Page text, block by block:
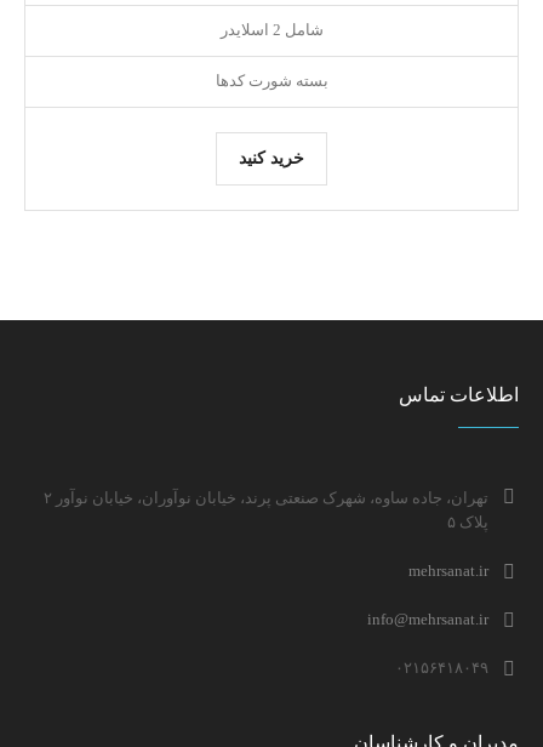
شامل 2 اسلایدر
بسته شورت کدها
خرید کنید
اطلاعات تماس
تهران، جاده ساوه، شهرک صنعتی پرند، خیابان نوآوران، خیابان نوآور ۲
پلاک ۵
mehrsanat.ir
info@mehrsanat.ir
۰۲۱۵۶۴۱۸۰۴۹
مدیران و کارشناسان